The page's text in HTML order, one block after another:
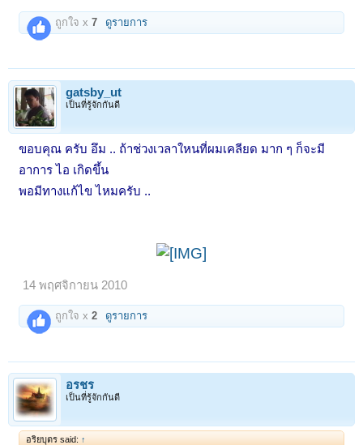
ถูกใจ x7 ดูรายการ
gatsby_ut
เป็นที่รู้จักกันดี
ขอบคุณ ครับ อึม .. ถ้าช่วงเวลาใหนที่ผมเคลียด มาก ๆ ก็จะมี
อาการ ไอ เกิดขึ้น
พอมีทางแก้ไข ไหมครับ ..
14 พฤศจิกายน 2010
ถูกใจ x2 ดูรายการ
อรชร
เป็นที่รู้จักกันดี
อริยบุตร said: ↑